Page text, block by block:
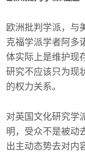
欧洲批判学派，与
克福学派学者阿多
体实际上是维护现
研究不应该只为现
的权力关系。
对英国文化研究学
明，受众不是被动
出主动态势去对内